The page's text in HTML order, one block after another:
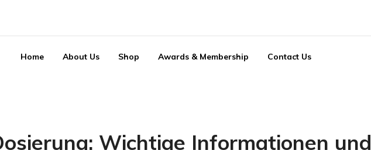
Home About Us Shop Awards & Membership Contact Us
Wichtige Informationen und